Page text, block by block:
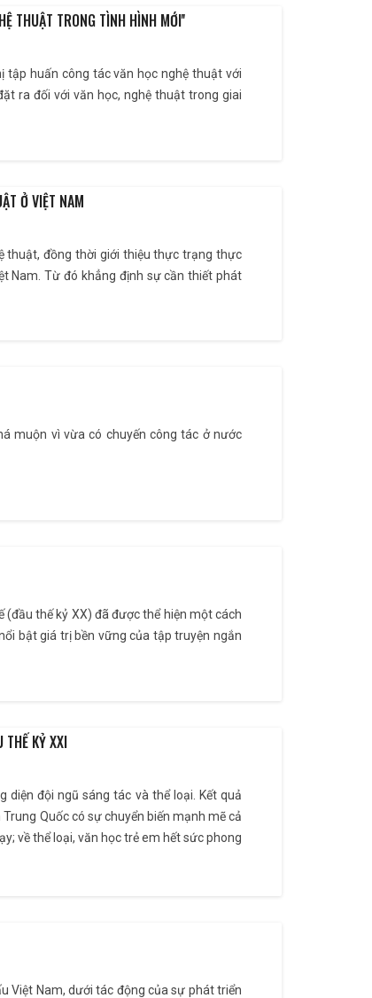
THUẬT TRONG TÌNH HÌNH MỚI''
tập huấn công tác văn học nghệ thuật với
ra đối với văn học, nghệ thuật trong giai
Ở VIỆT NAM
thuật, đồng thời giới thiệu thực trạng thực
Nam. Từ đó khẳng định sự cần thiết phát
muộn vì vừa có chuyến công tác ở nước
thế kỷ XX) đã được thể hiện một cách
bật giá trị bền vững của tập truyện ngắn
THẾ KỶ XXI
diện đội ngũ sáng tác và thể loại. Kết quả
Quốc có sự chuyển biến mạnh mẽ cả
về thể loại, văn học trẻ em hết sức phong
Việt Nam, dưới tác động của sự phát triển